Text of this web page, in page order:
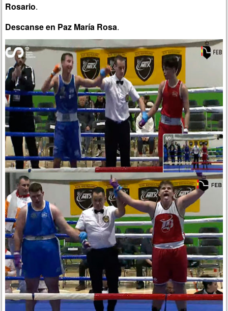
Rosario.
Descanse en Paz María Rosa.